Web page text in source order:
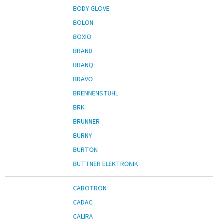
BODY GLOVE
BOLON
BOXIO
BRAND
BRANQ
BRAVO
BRENNENSTUHL
BRK
BRUNNER
BURNY
BURTON
BÜTTNER ELEKTRONIK
CABOTRON
CADAC
CALIRA